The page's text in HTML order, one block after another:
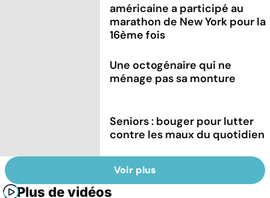
américaine a participé au
marathon de New York pour la
16ème fois
Une octogénaire qui ne
ménage pas sa monture
Seniors : bouger pour lutter
contre les maux du quotidien
Voir plus
Plus de vidéos